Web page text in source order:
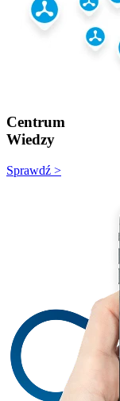
Centrum
Wiedzy
Sprawdź >